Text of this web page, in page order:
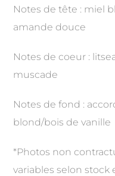
Notes de tête : miel
amande douce
Notes de coeur :
muscade
Notes de fond :
blond/bois de vanille
*Photos non
variables selon stock